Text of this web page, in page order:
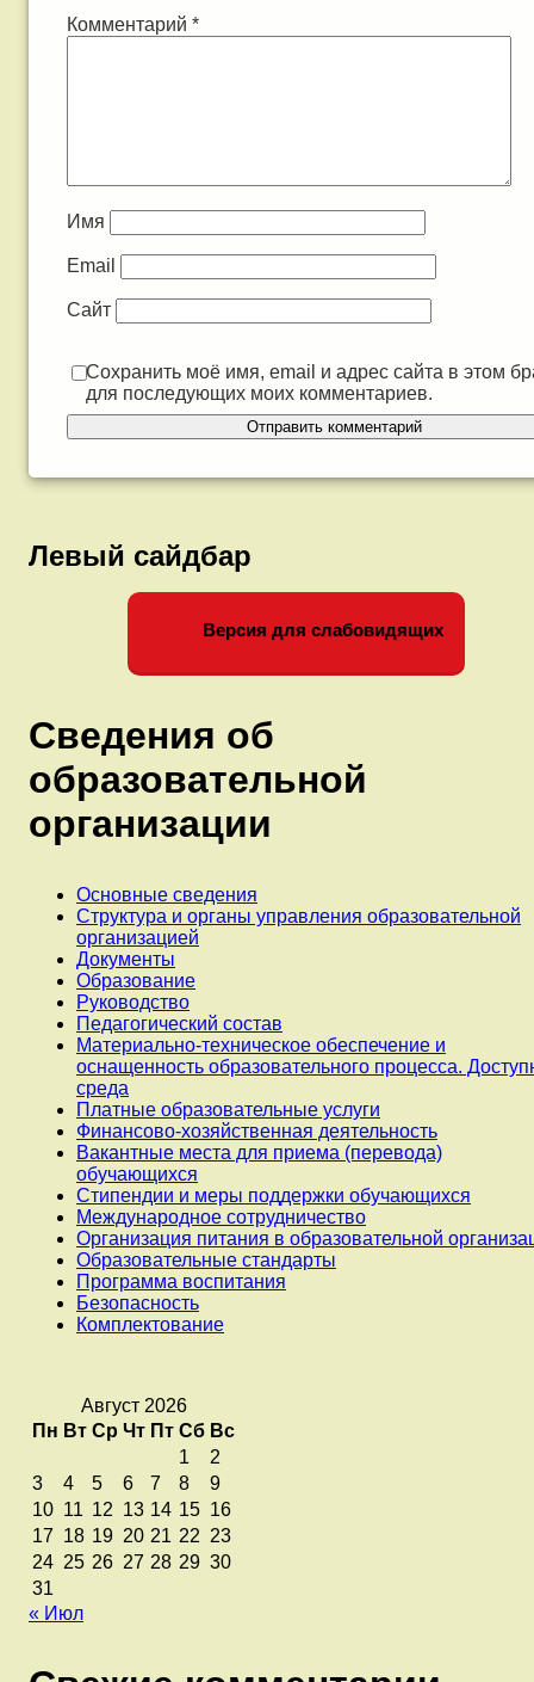
Комментарий *
Имя
Email
Сайт
Сохранить моё имя, email и адрес сайта в этом
для последующих моих комментариев.
Левый сайдбар
Версия для слабовидящих
Сведения об
образовательной
организации
Основные сведения
Структура и органы управления образовательной
организацией
Документы
Образование
Руководство
Педагогический состав
Материально-техническое обеспечение и
оснащенность образовательного процесса.
среда
Платные образовательные услуги
Финансово-хозяйственная деятельность
Вакантные места для приема (перевода)
обучающихся
Стипендии и меры поддержки обучающихся
Международное сотрудничество
Организация питания в образовательной
Образовательные стандарты
Программа воспитания
Безопасность
Комплектование
Август 2026
Пн Вт Ср Чт Пт Сб Вс
1
2
3
4 5 6 7 8
9
10 11 12 13 14 15 16
17 18 19 20 21 22 23
24 25 26 27 28 29 30
31
« Июл